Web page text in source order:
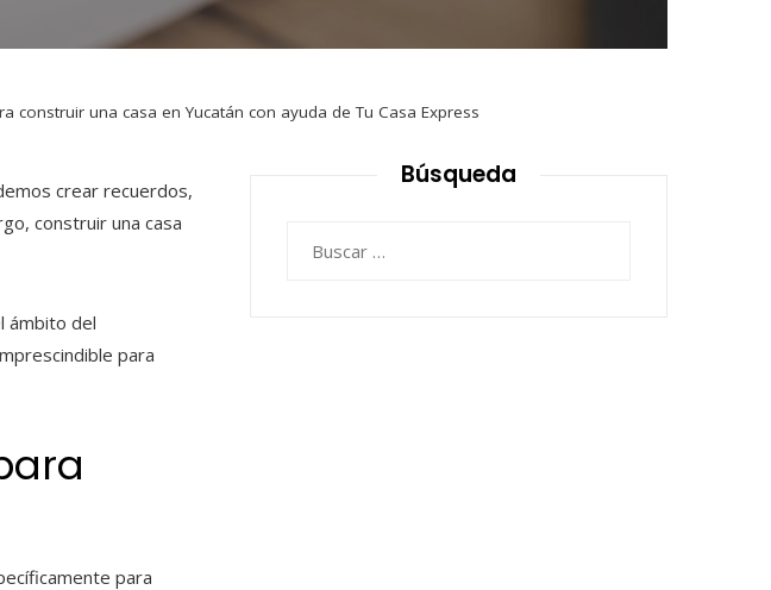
construir una casa en Yucatán con ayuda de Tu Casa Express
crear recuerdos,
construir una casa
ámbito del
para
para
Búsqueda